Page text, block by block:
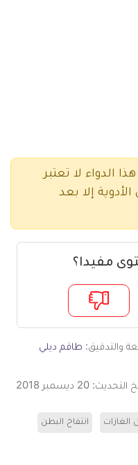
الدواء لا تعتبر
إلا بعد
مفيدا؟
والتدقيق: طاقم ديلي
التحديث: 20 ديسمبر 2018
انتفاخ البطن